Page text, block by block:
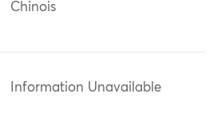
Chinois
Information Unavailable